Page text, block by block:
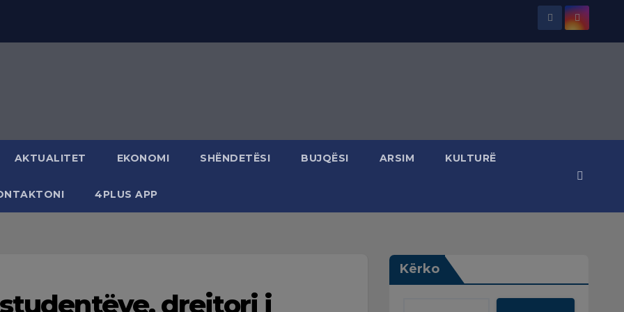
AKTUALITET EKONOMI SHËNDETËSI BUJQËSI ARSIM KULTURË
4PLUS APP
drejtori i
Kërko